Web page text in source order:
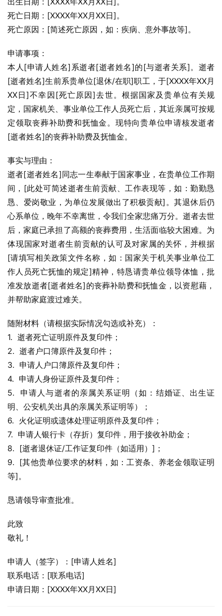
死亡日期：[XXXX年XX月XX日]。
死亡原因：[简述死亡原因，如：疾病、意外事故等]。
申请事项：
本人[申请人姓名]系逝者[逝者姓名]的[与逝者关系]。逝者
[逝者姓名]生前系贵单位[退休/在职]职工，于[XXXX年XX月
XX日]不幸因[死亡原因]去世。根据国家及贵单位有关规
定，国家机关、事业单位工作人员死亡后，其近亲属可按规
定领取丧葬补助费和抚恤金。现特向贵单位申请核发逝者
[逝者姓名]的丧葬补助费及抚恤金。
事实与理由：
逝者[逝者姓名]同志一生奉献于国家事业，在贵单位工作期
间，[此处可简述逝者生前贡献、工作表现等，如：勤勤恳
恳、爱岗敬业，为单位发展做出了积极贡献]。其退休后仍
心系单位，晚年不幸离世，令我们全家悲痛万分。逝者去世
后，家庭已承担了高额的丧葬费用，生活面临较大困难。为
体现国家对逝者生前贡献的认可及对家属的关怀，并根据
[请填写相关政策文件名称，如：国家关于机关事业单位工
作人员死亡抚恤的规定]精神，特恳请贵单位领导体恤，批
准发放逝者[逝者姓名]的丧葬补助费和抚恤金，以资慰藉，
并帮助家庭渡过难关。
随附材料（请根据实际情况勾选或补充）：
1.  逝者死亡证明原件及复印件；
2.  逝者户口簿原件及复印件；
3.  申请人户口簿原件及复印件；
4.  申请人身份证原件及复印件；
5.  申请人与逝者的亲属关系证明（如：结婚证、出生证
明、公安机关出具的亲属关系证明等）；
6.  火化证明或遗体处理证明原件及复印件；
7.  申请人银行卡（存折）复印件，用于接收补助金；
8.  [逝者退休证/工作证复印件（如适用）]；
9.  [其他贵单位要求的材料，如：工资条、养老金领取证明
等]。
恳请领导审查批准。
此致
敬礼！
申请人（签字）：[申请人姓名]
联系电话：[联系电话]
申请日期：[XXXX年XX月XX日]